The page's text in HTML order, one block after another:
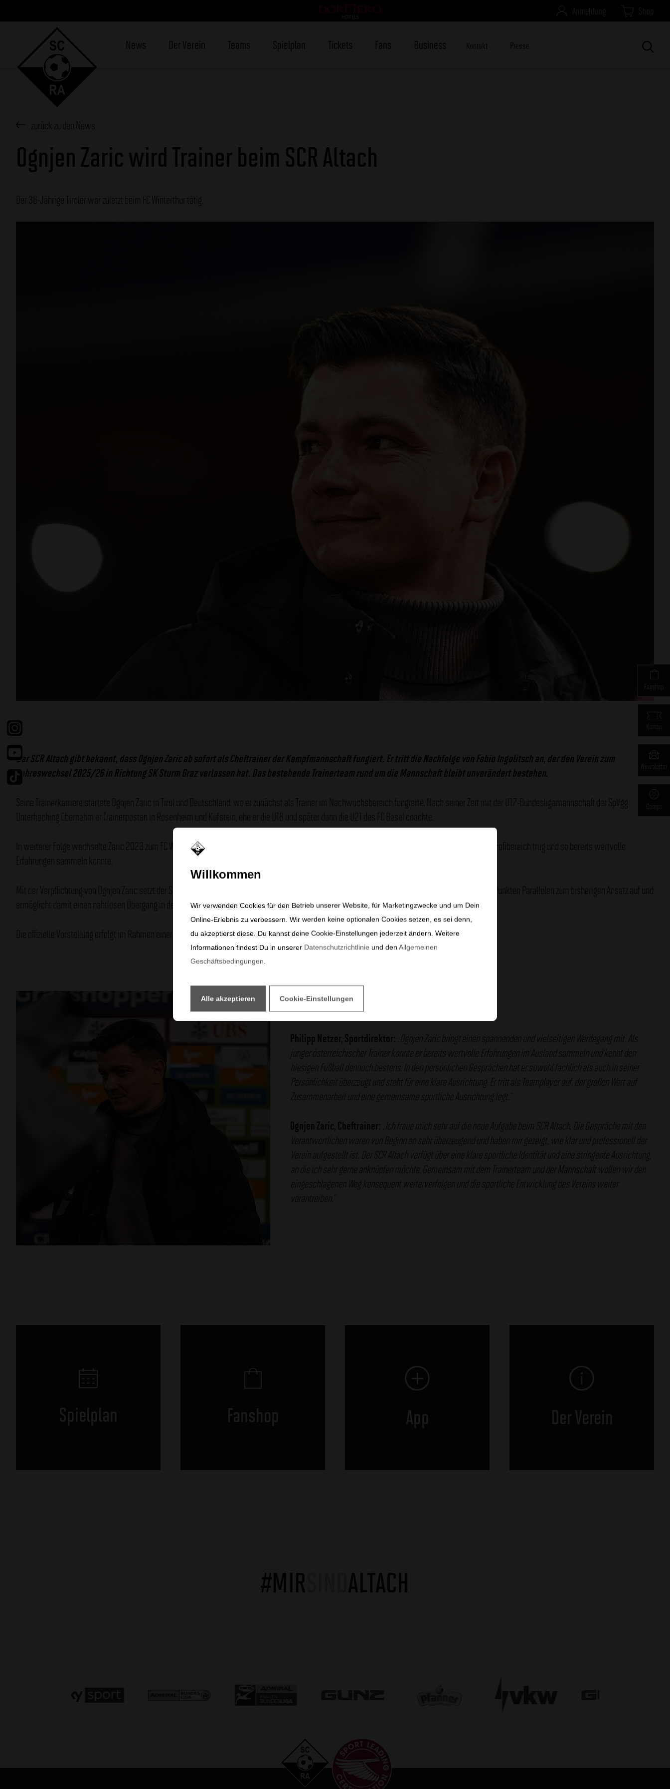
Anmeldung Shop
News Der Verein Teams Spielplan Tickets Fans Business Kontakt Presse
zurück zu den News
Ognjen Zaric wird Trainer beim SCR Altach
Der 36-Jährige Tiroler war zuletzt beim FC Winterthur tätig.
Der SCR Altach gibt bekannt, dass Ognjen Zaric ab sofort als Cheftrainer der Kampfmannschaft fungiert. Er tritt die Nachfolge von Fabio Ingolitsch an, der den Verein zum
Jahreswechsel 2025/26 in Richtung SK Sturm Graz verlassen hat. Das bestehende Trainerteam rund um die Mannschaft bleibt unverändert bestehen.
Seine Trainerkarriere startete Ognjen Zaric in Tirol und Deutschland, wo er zunächst als Trainer im Nachwuchsbereich fungierte. Nach seiner Zeit mit der U17-Bundesligamannschaft der SpVgg
Unterhaching übernahm er Trainerposten in Rosenheim und Kufstein, ehe er die U18 und später dann die U21 des FC Basel coachte.
In weiterer Folge wechselte Zaric 2023 zum FC Winterthur, wo er sowohl als Co-Trainer als auch als Cheftrainer tätig war und dort Verantwortung im Profibereich trug und so bereits wertvolle
Erfahrungen sammeln konnte.
Mit der Verpflichtung von Ognjen Zaric setzt der SCR Altach bewusst auf Kontinuität in der sportlichen Ausrichtung. Seine Spielidee weist in zentralen Punkten Parallelen zum bisherigen Ansatz auf und
ermöglicht damit einen nahtlosen Übergang in der sportlichen Arbeit.
Die offizielle Vorstellung erfolgt im Rahmen einer Pressekonferenz um 16:00 Uhr.
Philipp Netzer, Sportdirektor: „Ognjen Zaric bringt einen spannenden und vielseitigen Werdegang mit. Als
junger österreichischer Trainer konnte er bereits wertvolle Erfahrungen im Ausland sammeln und kennt den
hiesigen Fußball dennoch bestens. In den persönlichen Gesprächen hat er sowohl fachlich als auch in seiner
Persönlichkeit überzeugt und steht für eine klare Ausrichtung. Er tritt als Teamplayer auf, der großen Wert auf
Zusammenarbeit und eine gemeinsame sportliche Ausrichtung legt.“
Ognjen Zaric, Cheftrainer: „Ich freue mich sehr auf die neue Aufgabe beim SCR Altach. Die Gespräche mit den
Verantwortlichen waren von Beginn an sehr überzeugend und haben mir gezeigt, wie klar und professionell der
Verein aufgestellt ist. Der SCR Altach verfügt über eine klare sportliche Identität und eine stringente Ausrichtung,
an die ich sehr gerne anknüpfen möchte. Gemeinsam mit dem Trainerteam und der Mannschaft wollen wir den
eingeschlagenen Weg konsequent weiterverfolgen und die sportliche Entwicklung des Vereins weiter
vorantreiben.“
Spielplan Fanshop App Der Verein
#MIR ALTACH
Facebook
Instragram
Youtube
Tiktok
Karten
Newsletter
Willkommen
Wir verwenden Cookies für den Betrieb unserer Website, für Marketingzwecke und um Dein
Online-Erlebnis zu verbessern. Wir werden keine optionalen Cookies setzen, es sei denn,
du akzeptierst diese. Du kannst deine Cookie-Einstellungen jederzeit ändern. Weitere
Informationen findest Du in unserer Datenschutzrichtlinie und den Allgemeinen
Geschäftsbedingungen.
Alle akzeptieren Cookie-Einstellungen